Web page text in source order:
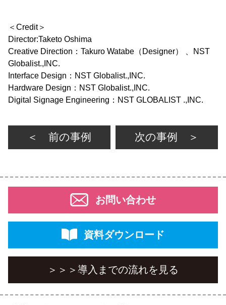
＜Credit＞
Director:Taketo Oshima
Creative Direction：Takuro Watabe（Designer） 、NST
Globalist.,INC.
Interface Design：NST Globalist.,INC.
Hardware Design：NST Globalist.,INC.
Digital Signage Engineering：NST GLOBALIST .,INC.
＜ 前の事例 次の事例 ＞
＞＞＞ 導入までの流れを見る
お問い合わせ
資料ダウンロード